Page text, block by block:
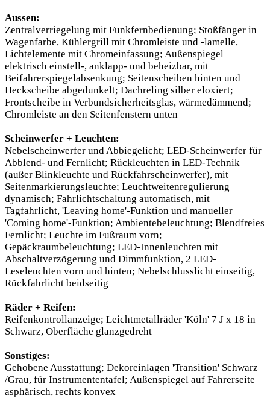
Aussen:
Zentralverriegelung mit Funkfernbedienung; Stoßfänger in
Wagenfarbe, Kühlergrill mit Chromleiste und -lamelle,
Lichtelemente mit Chromeinfassung; Außenspiegel
elektrisch einstell-, anklapp- und beheizbar, mit
Beifahrerspiegelabsenkung; Seitenscheiben hinten und
Heckscheibe abgedunkelt; Dachreling silber eloxiert;
Frontscheibe in Verbundsicherheitsglas, wärmedämmend;
Chromleiste an den Seitenfenstern unten
Scheinwerfer + Leuchten:
Nebelscheinwerfer und Abbiegelicht; LED-Scheinwerfer für
Abblend- und Fernlicht; Rückleuchten in LED-Technik
(außer Blinkleuchte und Rückfahrscheinwerfer), mit
Seitenmarkierungsleuchte; Leuchtweitenregulierung
dynamisch; Fahrlichtschaltung automatisch, mit
Tagfahrlicht, 'Leaving home'-Funktion und manueller
'Coming home'-Funktion; Ambientebeleuchtung; Blendfreies
Fernlicht; Leuchte im Fußraum vorn;
Gepäckraumbeleuchtung; LED-Innenleuchten mit
Abschaltverzögerung und Dimmfunktion, 2 LED-
Leseleuchten vorn und hinten; Nebelschlusslicht einseitig,
Rückfahrlicht beidseitig
Räder + Reifen:
Reifenkontrollanzeige; Leichtmetallräder 'Köln' 7 J x 18 in
Schwarz, Oberfläche glanzgedreht
Sonstiges:
Gehobene Ausstattung; Dekoreinlagen 'Transition' Schwarz
/Grau, für Instrumententafel; Außenspiegel auf Fahrerseite
asphärisch, rechts konvex